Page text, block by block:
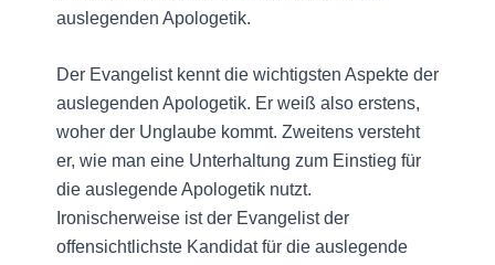
auslegenden Apologetik.
Der Evangelist kennt die wichtigsten Aspekte der
auslegenden Apologetik. Er weiß also erstens,
woher der Unglaube kommt. Zweitens versteht
er, wie man eine Unterhaltung zum Einstieg für
die auslegende Apologetik nutzt.
Ironischerweise ist der Evangelist der
offensichtlichste Kandidat für die auslegende